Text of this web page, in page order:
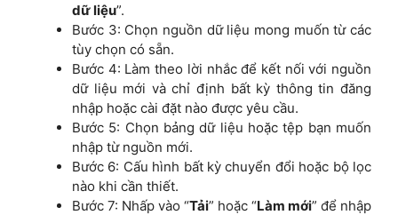
dữ liệu”.
Bước 3: Chọn nguồn dữ liệu mong muốn từ các
tùy chọn có sẵn.
Bước 4: Làm theo lời nhắc để kết nối với nguồn
dữ liệu mới và chỉ định bất kỳ thông tin đăng
nhập hoặc cài đặt nào được yêu cầu.
Bước 5: Chọn bảng dữ liệu hoặc tệp bạn muốn
nhập từ nguồn mới.
Bước 6: Cấu hình bất kỳ chuyển đổi hoặc bộ lọc
nào khi cần thiết.
Bước 7: Nhấp vào “Tải” hoặc “Làm mới” để nhập